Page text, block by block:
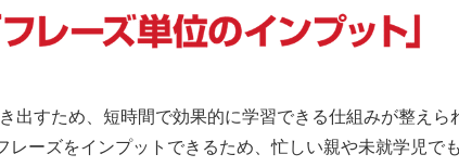
出すため、短時間で効果的に学習できる仕組みが整えら
レーズをインプットできるため、忙しい親や未就学児で